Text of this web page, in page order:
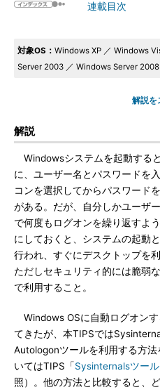
連載目次
対象OS： Windows XP ／ Windows
Server 2003 ／ Windows Server
解説を
解説
Windowsシステムを起動する
に、ユーザー名とパスワードを
コンを選択してからパスワード
がある。だが、自分しかユーザ
で何度もログオンを繰り返すよ
にしておくと、システムの起動
行われ、すぐにデスクトップを
ただしセキュリティ的には脆弱
で利用すること。
Windows OSに自動ログオン
てきたが、本TIPSでは
Autologonツールを利用する方
いてはTIPS「Sysinternalsツー
照）。他の方法と比較すると、